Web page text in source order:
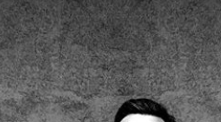
STREAM